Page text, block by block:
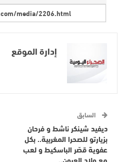
إدارة الموقع
السابق
ديفيد شينكر ناشط و فرحان
بزيارتو للصحرا المغربية.. بكل
عفوية قصّر الباسكيط و لعب